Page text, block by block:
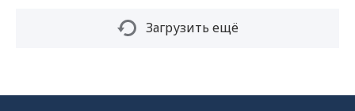
Загрузить ещё